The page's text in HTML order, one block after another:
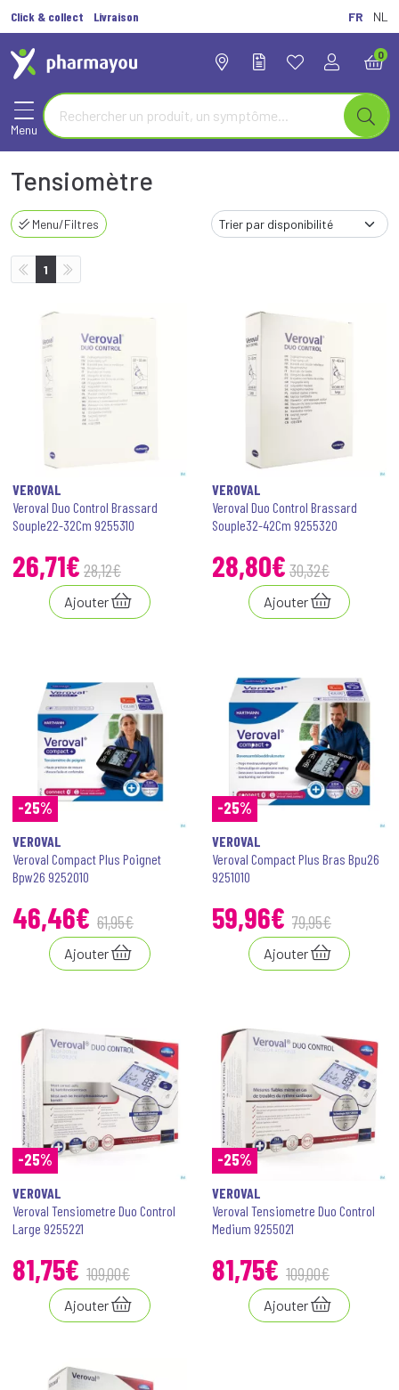
Click & collect Livraison FR NL
0
Menu
Tensiomètre
Menu/Filtres
1
VEROVAL
Veroval Duo Control Brassard
Souple22-32Cm 9255310
26,71€ 28,12€
Ajouter
VEROVAL
Veroval Duo Control Brassard
Souple32-42Cm 9255320
28,80€ 30,32€
Ajouter
-25%
VEROVAL
Veroval Compact Plus Poignet
Bpw26 9252010
46,46€ 61,95€
Ajouter
-25%
VEROVAL
Veroval Compact Plus Bras Bpu26
9251010
59,96€ 79,95€
Ajouter
-25%
VEROVAL
Veroval Tensiometre Duo Control
Large 9255221
81,75€ 109,00€
Ajouter
-25%
VEROVAL
Veroval Tensiometre Duo Control
Medium 9255021
81,75€ 109,00€
Ajouter